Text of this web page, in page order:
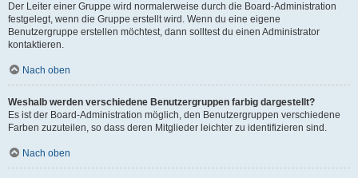
Der Leiter einer Gruppe wird normalerweise durch die Board-Administration
festgelegt, wenn die Gruppe erstellt wird. Wenn du eine eigene
Benutzergruppe erstellen möchtest, dann solltest du einen Administrator
kontaktieren.
Nach oben
Weshalb werden verschiedene Benutzergruppen farbig dargestellt?
Es ist der Board-Administration möglich, den Benutzergruppen verschiedene
Farben zuzuteilen, so dass deren Mitglieder leichter zu identifizieren sind.
Nach oben